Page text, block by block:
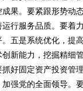
果。要紧跟形势动
行服务品质。要着
五是系统优化，提
新能力，挖掘精细
好固定资产投资管
强党的全面领导。